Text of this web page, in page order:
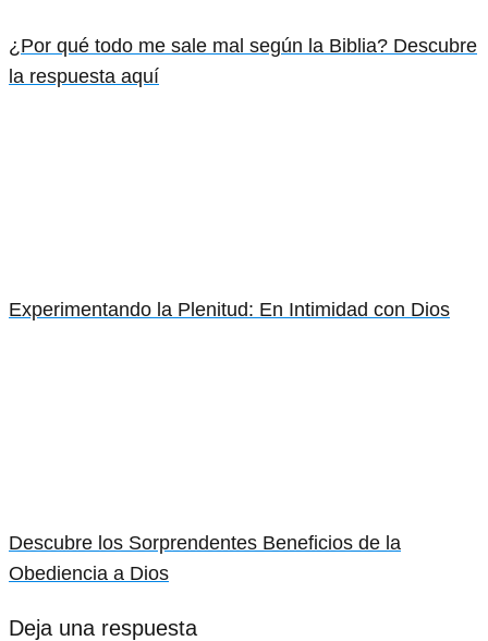
¿Por qué todo me sale mal según la Biblia? Descubre
la respuesta aquí
Experimentando la Plenitud: En Intimidad con Dios
Descubre los Sorprendentes Beneficios de la
Obediencia a Dios
Deja una respuesta